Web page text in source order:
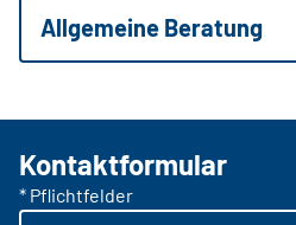
Allgemeine Beratung
Kontaktformular
* Pflichtfelder